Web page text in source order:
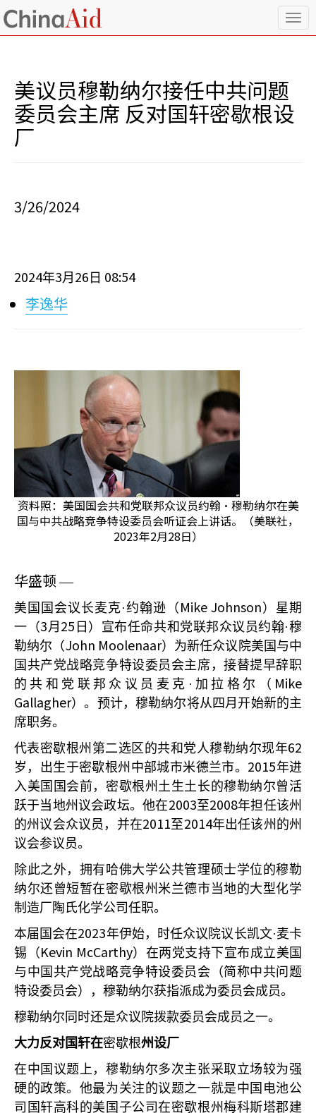
T
o
美议员穆勒纳尔接任中共问题
委员会主席 反对国轩密歇根设
厂
3/26/2024
2024年3月 26 日 08:54
李逸华
资料照：美国国会共和党联邦众议员约翰·穆勒纳尔在美
国与中共战略竞争特设委员会听证会上讲话。（美联社，
2023年2月28日）
华盛顿 —
美国国会议长麦克·约翰逊（ Mike Johnson ）星期
一（3月 25 日）宣布任命共和党联邦众议员约翰·穆
勒纳尔（John Moolenaar）为新任众议院美国与中
国共产党战略竞争特设委员会主席，接替提早辞职
的共和党联邦众议员麦克·加拉格尔（ Mike
Gallagher）。预计，穆勒纳尔将从四月开始新的主
席职务。
代表密歇根州第二选区的共和党人穆勒纳尔现年62
岁，出生于密歇根州中部城市米德兰市。 2015年进
入美国国会前，密歇根州土生土长的穆勒纳尔曾活
跃于当地州议会政坛。他在2003至2008年担任该州
的州议会众议员，并在2011至2014年出任该州的州
议会参议员。
除此之外，拥有哈佛大学公共管理硕士学位的穆勒
纳尔还曾短暂在密歇根州米兰德市当地的大型化学
制造厂陶氏化学公司任职。
本届国会在2023年伊始，时任众议院议长凯文·麦卡
锡（ Kevin McCarthy）在两党支持下宣布成立美国
与中国共产党战略竞争特设委员会（简称中共问题
特设委员会），穆勒纳尔获指派成为委员会成员。
穆勒纳尔同时还是众议院拨款委员会成员之一。
大力反对国轩在密歇根州设厂
在中国议题上，穆勒纳尔多次主张采取立场较为强
硬的政策。他最为关注的议题之一就是中国电池公
司国轩高科的美国子公司在密歇根州梅科斯塔郡建